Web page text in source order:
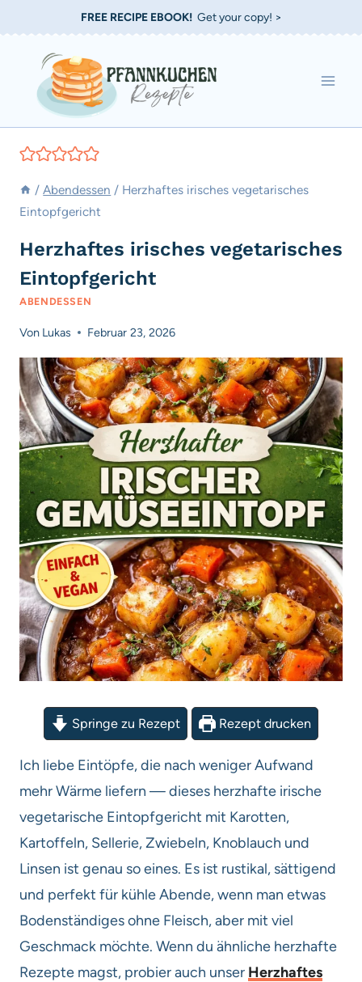
Inhalt
springen
FREE RECIPE EBOOK!Get your copy! >
/ Abendessen / Herzhaftes irisches vegetarisches
Eintopfgericht
Herzhaftes irisches vegetarisches
Eintopfgericht
ABENDESSEN
Von Lukas Februar 23, 2026
Springe zu Rezept Rezept drucken
Ich liebe Eintöpfe, die nach weniger Aufwand
mehr Wärme liefern — dieses herzhafte irische
vegetarische Eintopfgericht mit Karotten,
Kartoffeln, Sellerie, Zwiebeln, Knoblauch und
Linsen ist genau so eines. Es ist rustikal, sättigend
und perfekt für kühle Abende, wenn man etwas
Bodenständiges ohne Fleisch, aber mit viel
Geschmack möchte. Wenn du ähnliche herzhafte
Rezepte magst, probier auch unser Herzhaftes